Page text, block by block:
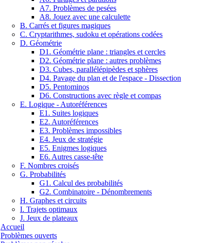
A7. Problèmes de pesées
A8. Jouez avec une calculette
B. Carrés et figures magiques
C. Cryptarithmes, sudoku et opérations codées
D. Géométrie
D1. Géométrie plane : triangles et cercles
D2. Géométrie plane : autres problèmes
D3. Cubes, parallélépipèdes et sphères
D4. Pavage du plan et de l'espace - Dissection
D5. Pentominos
D6. Constructions avec règle et compas
E. Logique - Autoréférences
E1. Suites logiques
E2. Autoréférences
E3. Problèmes impossibles
E4. Jeux de stratégie
E5. Enigmes logiques
E6. Autres casse-tête
F. Nombres croisés
G. Probabilités
G1. Calcul des probabilités
G2. Combinatoire - Dénombrements
H. Graphes et circuits
I. Trajets optimaux
J. Jeux de plateaux
Accueil
Problèmes ouverts